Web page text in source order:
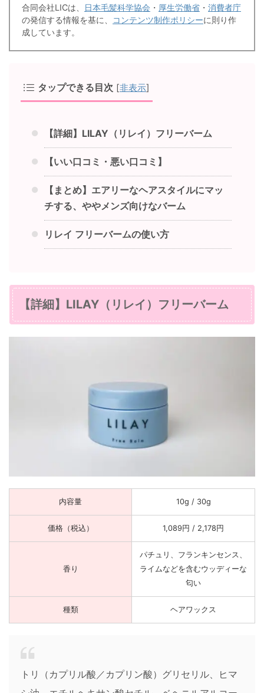
合同会社LICは、 日本毛髪科学協会 ・ 厚生労働省 ・ 消費者庁
の発信する情報を基に、
コンテンツ制作ポリシーに則り作
成しています。
タップできる目次 [非表示]
【詳細】LILAY（リレイ）フリーバーム
【いい口コミ・悪い口コミ】
【まとめ】エアリーなヘアスタイルにマッ
チする、ややメンズ向けなバーム
リレイ フリーバームの使い方
【詳細】LILAY（リレイ）フリーバーム
内容量 10g / 30g
価格（税込） 1,089円 / 2,178円
香り
パチュリ、フランキンセンス、
ライムなどを含むウッディーな
匂い
種類 ヘアワックス
トリ（カプリル酸／カプリン酸）グリセリル、ヒマ